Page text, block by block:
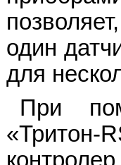
один
для
При
«Тритон-